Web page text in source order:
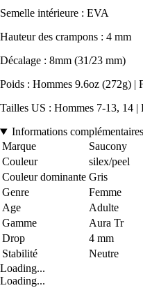
Semelle intérieure : EVA
Hauteur des crampons : 4 mm
Décalage : 8mm (31/23 mm)
Poids : Hommes 9.6oz (272g) |
Tailles US : Hommes 7-13, 14 |
Informations complémentaires
Marque
Saucony
Couleur
silex/peel
Couleur dominante Gris
Genre
Femme
Age
Adulte
Gamme
Aura Tr
Drop
4 mm
Stabilité
Neutre
Loading...
Loading...